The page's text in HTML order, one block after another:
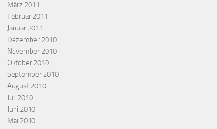
März 2011
Februar 2011
Januar 2011
Dezember 2010
November 2010
Oktober 2010
September 2010
August 2010
Juli 2010
Juni 2010
Mai 2010